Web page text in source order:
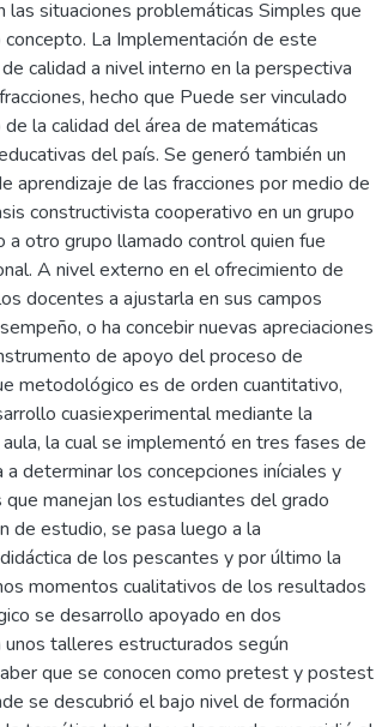
las situaciones problemáticas Simples que
La Implementación de este
calidad a nivel interno en la perspectiva
hecho que Puede ser vinculado
la calidad del área de matemáticas
del país. Se generó también un
aprendizaje de las fracciones por medio de
constructivista cooperativo en un grupo
otro grupo llamado control quien fue
A nivel externo en el ofrecimiento de
docentes a ajustarla en sus campos
o ha concebir nuevas apreciaciones
de apoyo del proceso de
metodológico es de orden cuantitativo,
cuasiexperimental mediante la
la cual se implementó en tres fases de
determinar los concepciones iníciales y
manejan los estudiantes del grado
de estudio, se pasa luego a la
de los pescantes y por último la
momentos cualitativos de los resultados
se desarrollo apoyado en dos
talleres estructurados según
que se conocen como pretest y postest
se descubrió el bajo nivel de formación